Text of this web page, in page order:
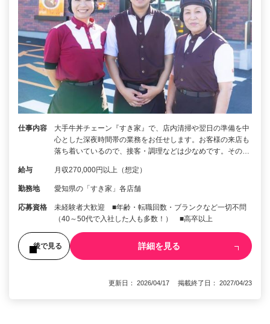
仕事内容
大手牛丼チェーン『すき家』で、店内清掃や翌日の準備を中
心とした深夜時間帯の業務をお任せします。お客様の来店も
落ち着いているので、接客・調理などは少なめです。その…
給与 月収270,000円以上（想定）
勤務地 愛知県の「すき家」各店舗
応募資格
未経験者大歓迎 ■年齢・転職回数・ブランクなど一切不問
（40～50代で入社した人も多数！） ■高卒以上
後で見る 詳細を見る
更新日： 2026/04/17 掲載終了日： 2027/04/23